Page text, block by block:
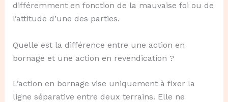
différemment en fonction de la mauvaise foi ou de
l’attitude d’une des parties.
Quelle est la différence entre une action en
bornage et une action en revendication ?
L’action en bornage vise uniquement à fixer la
ligne séparative entre deux terrains. Elle ne